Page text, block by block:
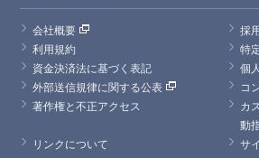
会社概要
採
利用規約
特
資金決済法に基づく表記
個
外部送信規律に関する公表
コ
著作権と不正アクセス
カ
動
リンクについて
サ